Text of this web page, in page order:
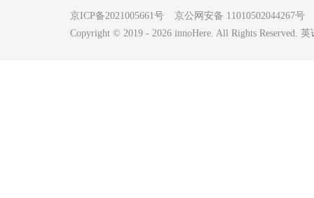
京ICP备2021005661号
京公网安备 11010502044267号
Copyright © 2019 - 2026 innoHere. All Rights Reserved.